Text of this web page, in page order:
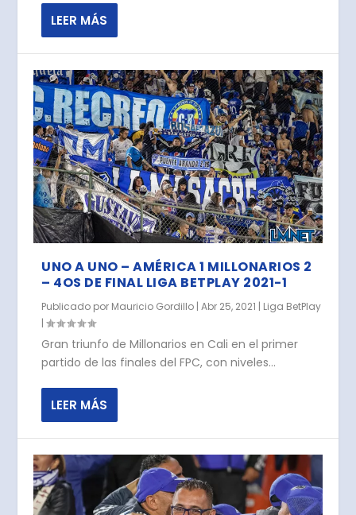
LEER MÁS
UNO A UNO – AMÉRICA 1 MILLONARIOS 2
– 4OS DE FINAL LIGA BETPLAY 2021-1
Publicado por Mauricio Gordillo |Abr 25, 2021 | Liga BetPlay
|
Gran triunfo de Millonarios en Cali en el primer
partido de las finales del FPC, con niveles...
LEER MÁS